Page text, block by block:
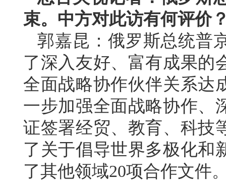
束。中方对此访有何评价
郭嘉昆：俄罗斯总统普
了深入友好、富有成果的
全面战略协作伙伴关系达
一步加强全面战略协作、
证签署经贸、教育、科技
了关于倡导世界多极化和
了其他领域20项合作文件